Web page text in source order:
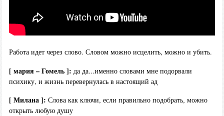
Работа идет через слово. Словом можно исцелить, можно и убить.
[ мария – Гомель ]: да да...именно словами мне подорвали
психику, и жизнь перевернулась в настоящий ад
[ Милана ]: Слова как ключи, если правильно подобрать, можно
открыть любую душу